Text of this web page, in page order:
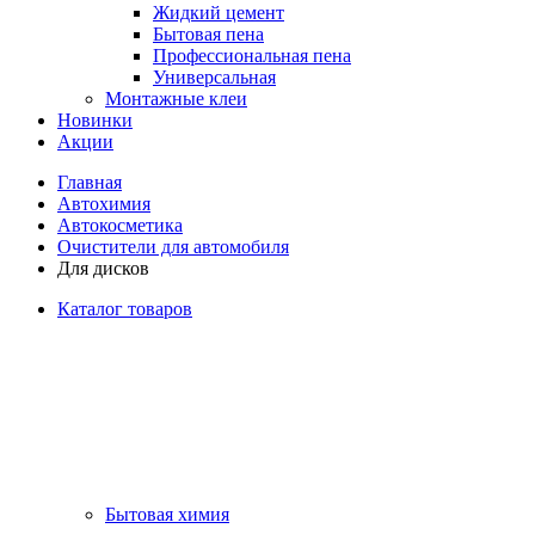
Жидкий цемент
Бытовая пена
Профессиональная пена
Универсальная
Монтажные клеи
Новинки
Акции
Главная
Автохимия
Автокосметика
Очистители для автомобиля
Для дисков
Каталог товаров
Бытовая химия